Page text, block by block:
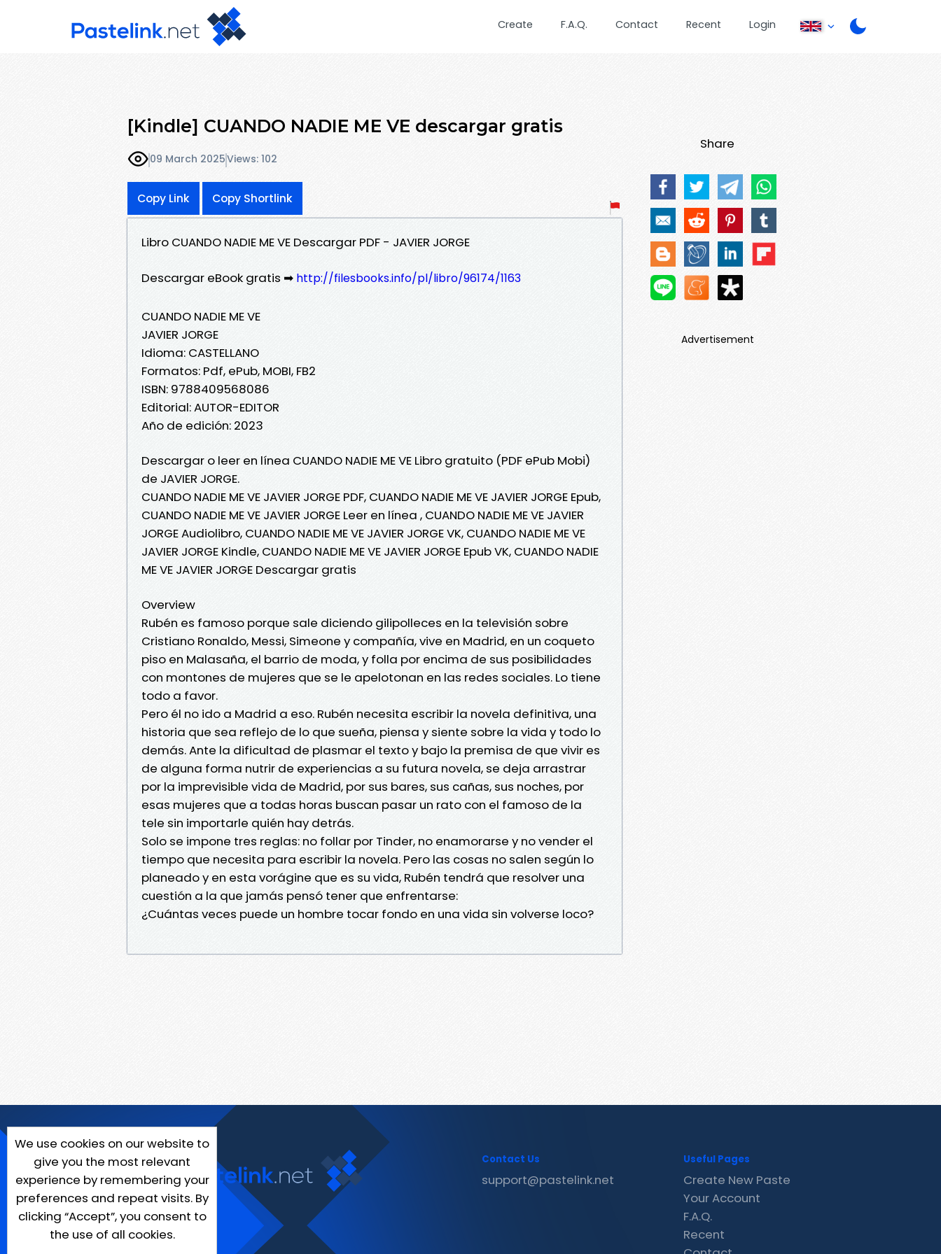
Create F.A.Q. Contact Recent Login
[Kindle] CUANDO NADIE ME VE descargar gratis
09 March 2025Views: 102
Copy Link Copy Shortlink
Libro CUANDO NADIE ME VE Descargar PDF - JAVIER JORGE
Descargar eBook gratis ➡ http://filesbooks.info/pl/libro/96174/1163
CUANDO NADIE ME VE
JAVIER JORGE
Idioma: CASTELLANO
Formatos: Pdf, ePub, MOBI, FB2
ISBN: 9788409568086
Editorial: AUTOR-EDITOR
Año de edición: 2023
Descargar o leer en línea CUANDO NADIE ME VE Libro gratuito (PDF ePub Mobi)
de JAVIER JORGE.
CUANDO NADIE ME VE JAVIER JORGE PDF, CUANDO NADIE ME VE JAVIER JORGE Epub,
CUANDO NADIE ME VE JAVIER JORGE Leer en línea , CUANDO NADIE ME VE JAVIER
JORGE Audiolibro, CUANDO NADIE ME VE JAVIER JORGE VK, CUANDO NADIE ME VE
JAVIER JORGE Kindle, CUANDO NADIE ME VE JAVIER JORGE Epub VK, CUANDO NADIE
ME VE JAVIER JORGE Descargar gratis
Overview
Rubén es famoso porque sale diciendo gilipolleces en la televisión sobre
Cristiano Ronaldo, Messi, Simeone y compañía, vive en Madrid, en un coqueto
piso en Malasaña, el barrio de moda, y folla por encima de sus posibilidades
con montones de mujeres que se le apelotonan en las redes sociales. Lo tiene
todo a favor.
Pero él no ido a Madrid a eso. Rubén necesita escribir la novela definitiva, una
historia que sea reflejo de lo que sueña, piensa y siente sobre la vida y todo lo
demás. Ante la dificultad de plasmar el texto y bajo la premisa de que vivir es
de alguna forma nutrir de experiencias a su futura novela, se deja arrastrar
por la imprevisible vida de Madrid, por sus bares, sus cañas, sus noches, por
esas mujeres que a todas horas buscan pasar un rato con el famoso de la
tele sin importarle quién hay detrás.
Solo se impone tres reglas: no follar por Tinder, no enamorarse y no vender el
tiempo que necesita para escribir la novela. Pero las cosas no salen según lo
planeado y en esta vorágine que es su vida, Rubén tendrá que resolver una
cuestión a la que jamás pensó tener que enfrentarse:
¿Cuántas veces puede un hombre tocar fondo en una vida sin volverse loco?
Share
Advertisement
We use cookies on our website to
give you the most relevant
experience by remembering your
preferences and repeat visits. By
clicking “Accept”, you consent to
the use of all cookies.
Contact Us
support@pastelink.net
Useful Pages
Create New Paste
Your Account
F.A.Q.
Recent